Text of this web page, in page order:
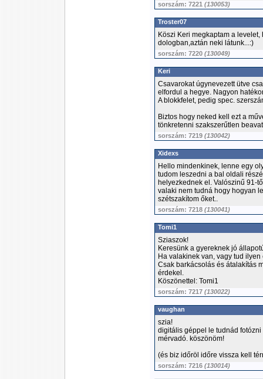
sorszám: 7221 (130053)
Troster07
Köszi Keri megkaptam a
dologban,aztán neki látunk...:)
sorszám: 7220 (130049)
Keri
Csavarokat úgynevezett ütve
elfordul a hegye. Nagyon
A blokkfelet, pedig spec.
Biztos hogy neked kell ezt a
tönkretenni szakszerűtlen
sorszám: 7219 (130042)
Xidexs
Hello mindenkinek, lenne egy
tudom leszedni a bal oldali
helyezkednek el. Valószinű 91-
valaki nem tudná hogy hogyan
szétszakítom őket..
sorszám: 7218 (130041)
Tomi1
Sziaszok!
Keresünk a gyereknek jó
Ha valakinek van, vagy tud
Csak barkácsolás és átalakítás
érdekel.
Köszönettel: Tomi1
sorszám: 7217 (130022)
vaughan
szia!
digitális géppel le tudnád
mérvadó. köszönöm!
(és biz időröl időre vissza kell
sorszám: 7216 (130014)